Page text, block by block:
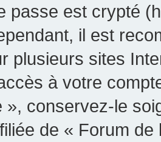
passe est crypté
il est
plusieurs sites
à votre
», conservez-le
de « Forum